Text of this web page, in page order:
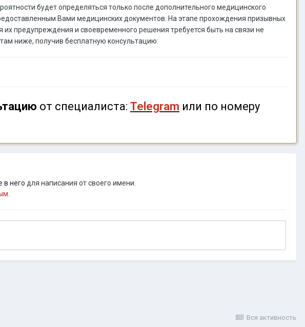
будет определяться только после дополнительного медицинского
Вами медицинских документов. На этапе прохождения призывных
предупреждения и своевременного решения требуется быть на связи не
ниже, получив бесплатную консультацию:
от специалиста: Telegram или по номеру
в него для написания от своего имени.
Вся активность